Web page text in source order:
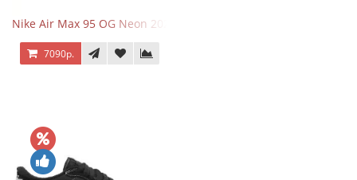
Nike Air Max 95 OG Neon 2025
7090р.